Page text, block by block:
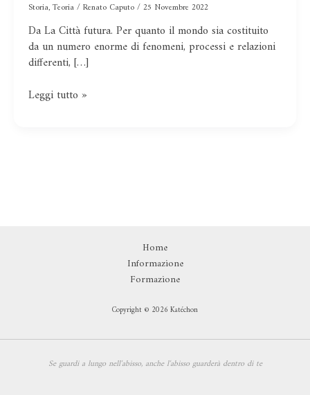
Storia,Teoria/Renato Caputo/25 Novembre 2022
Da La Città futura. Per quanto il mondo sia costituito
da un numero enorme di fenomeni, processi e relazioni
differenti, […]
linguaggio
in
Aristotele
Leggi tutto »
Home
Informazione
Formazione
Copyright © 2026 Katéchon
Se guardi a lungo nell'abisso, anche l'abisso guarderà dentro di te